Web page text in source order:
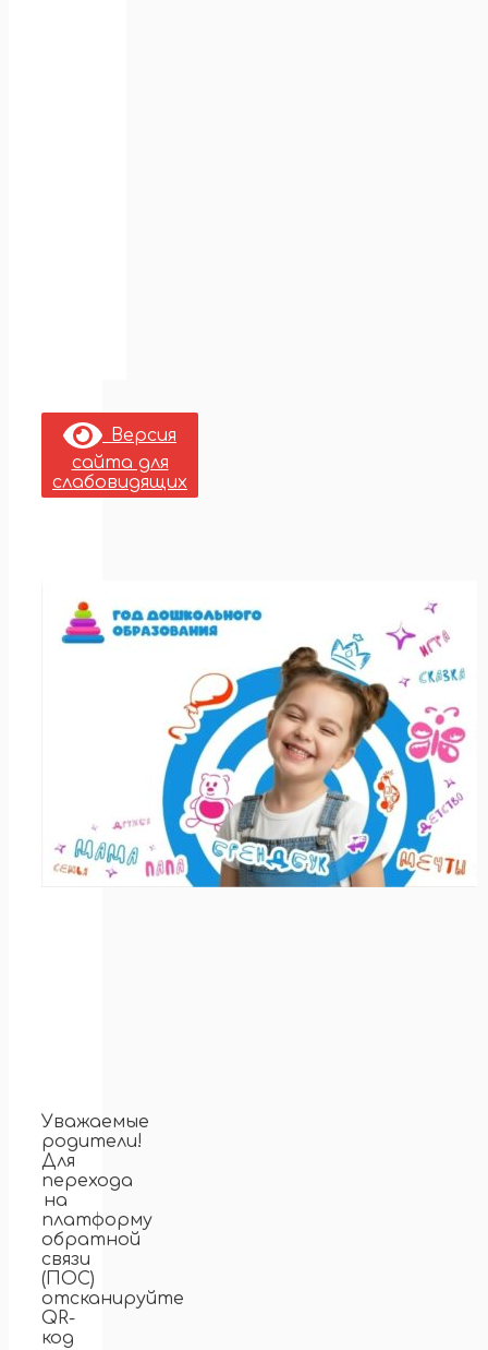
Версия
сайта для
слабовидящих
Уважаемые
родители!
Для
перехода
на
платформу
обратной
связи
(ПОС)
отсканируйте
QR-
код